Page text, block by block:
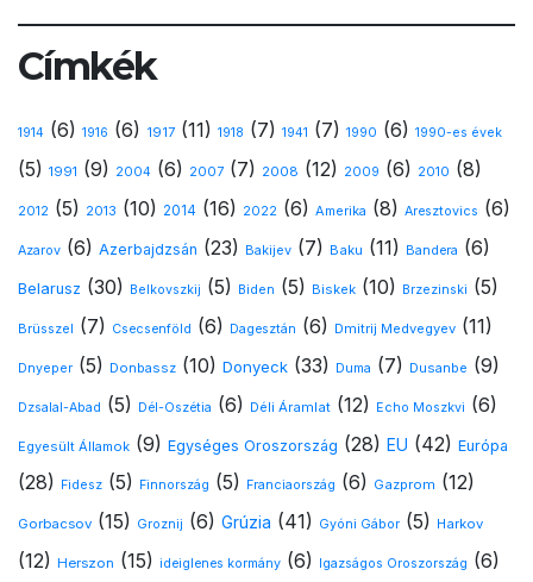
Címkék
1914 (6) 1916 (6) 1917 (11) 1918 (7) 1941 (7) 1990 (6) 1990-es évek
(5) 1991 (9) 2004 (6) 2007 (7) 2008 (12) 2009 (6) 2010 (8)
2012 (5) 2013 (10) 2014 (16) 2022 (6) Amerika (8) Aresztovics (6)
Azarov (6) Azerbajdzsán (23) Bakijev (7) Baku (11) Bandera (6)
Belarusz (30) Belkovszkij (5) Biden (5) Biskek (10) Brzezinski (5)
Brüsszel (7) Csecsenföld (6) Dagesztán (6) Dmitrij Medvegyev (11)
Dnyeper (5) Donbassz (10) Donyeck (33) Duma (7) Dusanbe (9)
Dzsalal-Abad (5) Dél-Oszétia (6) Déli Áramlat (12) Echo Moszkvi (6)
Egyesült Államok (9) Egységes Oroszország (28) EU (42) Európa
(28) Fidesz (5) Finnország (5) Franciaország (6) Gazprom (12)
Gorbacsov (15) Groznij (6) Grúzia (41) Gyóni Gábor (5) Harkov
(12) Herszon (15) ideiglenes kormány (6) Igazságos Oroszország (6)